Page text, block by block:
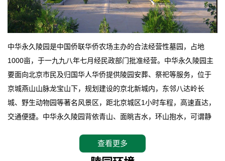
中华永久陵园是中国侨联华侨农场主办的合法经营性墓园，占地
1000亩，于一九九八年七月经民政部门批准经营。中华永久陵园主
要面向北京市民及归国华人华侨提供陵园安葬、祭祀等服务，位于
京城燕山山脉龙宝山下，规划建设的京北新城内，东邻八达岭长
城、野生动物园等著名风景区，距北京城区1小时车程，高速直达，
交通便捷。中华永久陵园背依青山、面眺吉水，环山抱水，可谓静
地。在总体设计上完全以中国传统文化作为前渠，由三条山脊环绕
而成，宛如一把太师椅，呈坐南朝北向，左青龙，右白虎，前朱
查看更多